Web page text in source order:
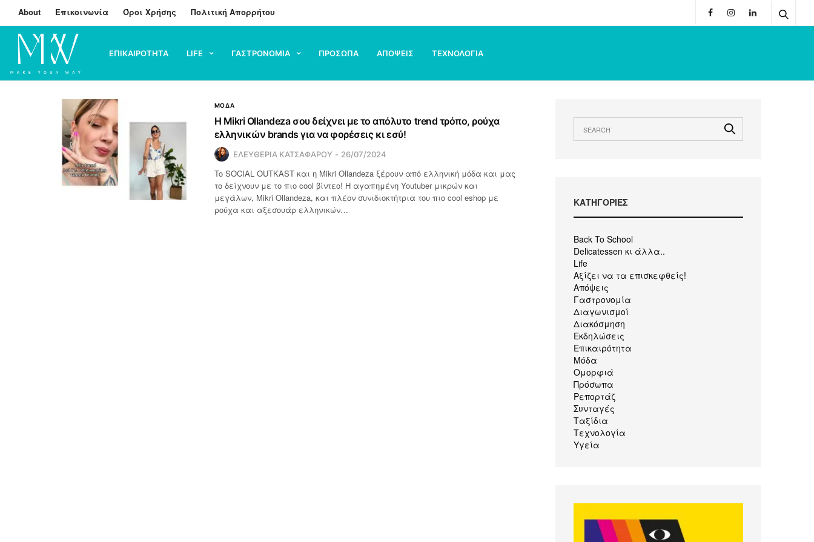
About Επικοινωνία Όροι Χρήσης Πολιτική Απορρήτου
ΕΠΙΚΑΙΡΟΤΗΤΑ LIFE ΓΑΣΤΡΟΝΟΜΙΑ ΠΡΟΣΩΠΑ ΑΠΟΨΕΙΣ ΤΕΧΝΟΛΟΓΙΑ
ΜΟΔΑ
H Mikri Ollandeza σου δείχνει με το απόλυτο trend τρόπο, ρούχα
ελληνικών brands για να φορέσεις κι εσύ!
ΕΛΕΥΘΕΡΙΑ ΚΑΤΣΑΦΑΡΟΥ 26/07/2024
To SOCIAL OUTKAST και η Mikri Ollandeza ξέρουν από ελληνική μόδα και μας
το δείχνουν με το πιο cool βίντεο! Η αγαπημένη Youtuber μικρών και
μεγάλων, Mikri Ollandeza, και πλέον συνιδιοκτήτρια του πιο cool eshop με
ρούχα και αξεσουάρ ελληνικών…
KΑΤΗΓΟΡΙΕΣ
Back To School
Delicatessen κι άλλα..
Life
Αξίζει να τα επισκεφθείς!
Απόψεις
Γαστρονομία
Διαγωνισμοί
Διακόσμηση
Εκδηλώσεις
Επικαιρότητα
Μόδα
Ομορφιά
Πρόσωπα
Ρεπορτάζ
Συνταγές
Ταξίδια
Τεχνολογία
Υγεία